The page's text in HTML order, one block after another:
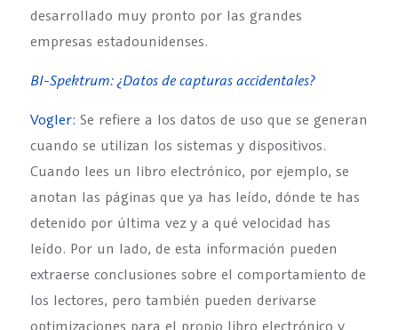
desarrollado muy pronto por las grandes
empresas estadounidenses.
BI-Spektrum: ¿Datos de capturas accidentales?
Vogler: Se refiere a los datos de uso que se generan
cuando se utilizan los sistemas y dispositivos.
Cuando lees un libro electrónico, por ejemplo, se
anotan las páginas que ya has leído, dónde te has
detenido por última vez y a qué velocidad has
leído. Por un lado, de esta información pueden
extraerse conclusiones sobre el comportamiento de
los lectores, pero también pueden derivarse
optimizaciones para el propio libro electrónico y